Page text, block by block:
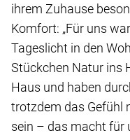
ihrem Zuhause
Komfort: „Für uns
Tageslicht in den
Stückchen Natur ins
Haus und haben
trotzdem das Gefühl
sein – das macht für